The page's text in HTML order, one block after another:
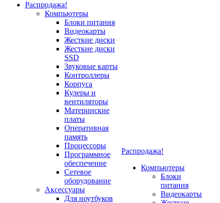
Распродажа!
Компьютеры
Блоки питания
Видеокарты
Жесткие диски
Жесткие диски
SSD
Звуковые карты
Контроллеры
Корпуса
Кулеры и
вентиляторы
Материнские
платы
Оперативная
память
Процессоры
Программное
обеспечение
Сетевое
оборудование
Аксессуары
Для ноутбуков
Распродажа!
Компьютеры
Блоки
питания
Видеокарты